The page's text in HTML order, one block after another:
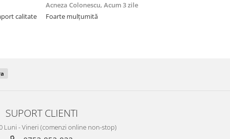
Acneza Colonescu, Acum 3 zile
Foarte mulțumită
SUPORT CLIENTI
Luni - Vineri (comenzi online non-stop)